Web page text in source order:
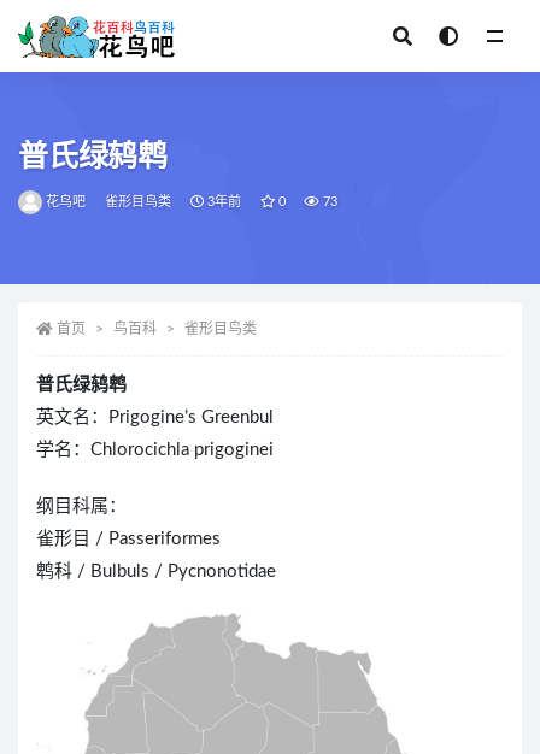
普氏绿鸫鹎
花鸟吧 雀形目鸟类 3年前 0 73
首页 鸟百科 雀形目鸟类
普氏绿鸫鹎
英文名：Prigogine’s Greenbul
学名：Chlorocichla prigoginei
纲目科属：
雀形目 / Passeriformes
鹎科 / Bulbuls / Pycnonotidae